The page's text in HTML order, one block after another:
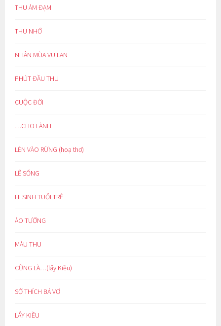
THU ẢM ĐẠM
THU NHỚ
NHÂN MÙA VU LAN
PHÚT ĐẦU THU
CUỘC ĐỜI
…CHO LÀNH
LẺN VÀO RỪNG (hoạ thơ)
LẼ SỐNG
HI SINH TUỔI TRẺ
ẢO TƯỞNG
MÀU THU
CŨNG LÀ…(lẩy Kiều)
SỞ THÍCH BÁ VƠ
LẨY KIỀU